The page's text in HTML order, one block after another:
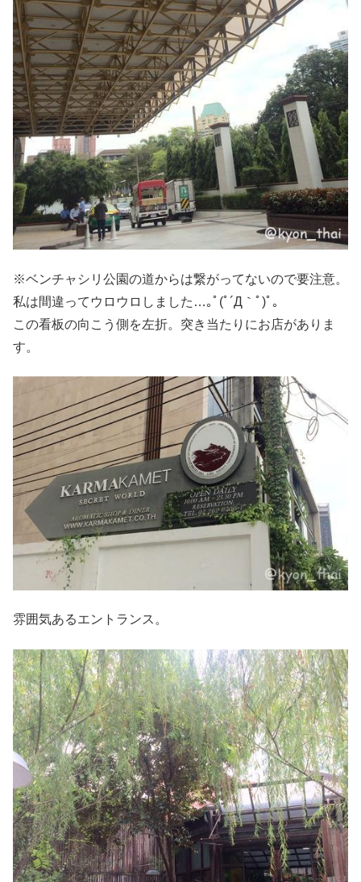
※ベンチャシリ公園の道からは繋がってないので要注意。
私は間違ってウロウロしました…｡ﾟ(ﾟ´Д｀ﾟ)ﾟ｡
この看板の向こう側を左折。突き当たりにお店がありま
す。
雰囲気あるエントランス。